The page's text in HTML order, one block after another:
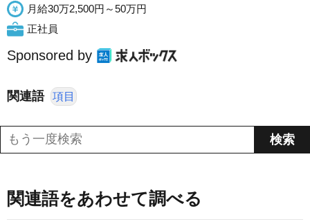
月給30万2,500円～50万円
正社員
Sponsored by
関連語 項目
関連語をあわせて調べる